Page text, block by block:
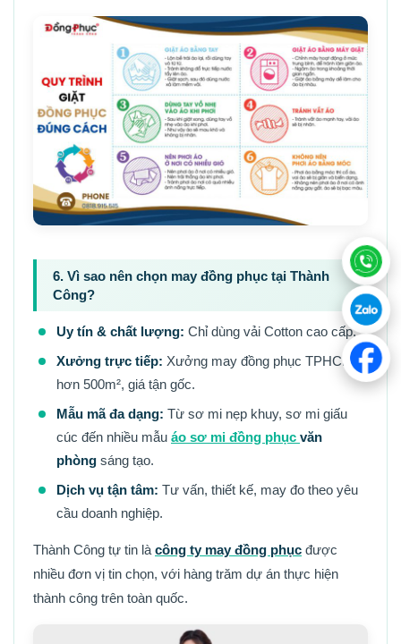
6. Vì sao nên chọn may đồng phục tại Thành
Công?
Uy tín & chất lượng: Chỉ dùng vải Cotton cao cấp.
Xưởng trực tiếp: Xưởng may đồng phục TPHCM
hơn 500m², giá tận gốc.
Mẫu mã đa dạng: Từ sơ mi nẹp khuy, sơ mi giấu
cúc đến nhiều mẫu áo sơ mi đồng phục văn
phòng sáng tạo.
Dịch vụ tận tâm: Tư vấn, thiết kế, may đo theo yêu
cầu doanh nghiệp.
Thành Công tự tin là công ty may đồng phục được
nhiều đơn vị tin chọn, với hàng trăm dự án thực hiện
thành công trên toàn quốc.